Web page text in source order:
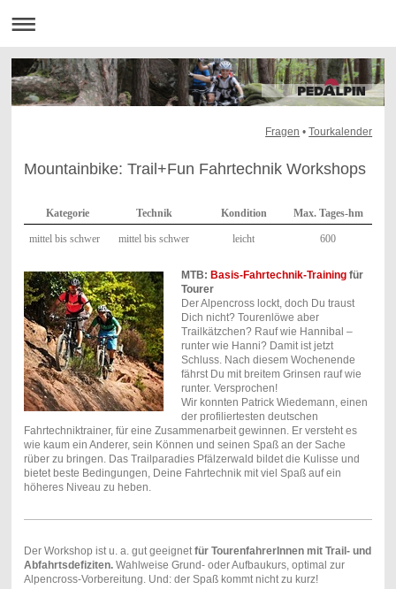
Fragen •Tourkalender
Mountainbike: Trail+Fun Fahrtechnik Workshops
Kategorie Technik Kondition Max. Tages-hm
mittel bis schwer mittel bis schwer leicht 600
MTB: Basis-Fahrtechnik-Training für
Tourer
Der Alpencross lockt, doch Du traust
Dich nicht? Tourenlöwe aber
Trailkätzchen? Rauf wie Hannibal –
runter wie Hanni? Damit ist jetzt
Schluss. Nach diesem Wochenende
fährst Du mit breitem Grinsen rauf wie
runter. Versprochen!
Wir konnten Patrick Wiedemann, einen
der profiliertesten deutschen
Fahrtechniktrainer, für eine Zusammenarbeit gewinnen. Er versteht es
wie kaum ein Anderer, sein Können und seinen Spaß an der Sache
rüber zu bringen. Das Trailparadies Pfälzerwald bildet die Kulisse und
bietet beste Bedingungen, Deine Fahrtechnik mit viel Spaß auf ein
höheres Niveau zu heben.
Der Workshop ist u. a. gut geeignetfür TourenfahrerInnen mit Trail- und
Abfahrtsdefiziten.Wahlweise Grund- oder Aufbaukurs, optimal zur
Alpencross-Vorbereitung. Und: der Spaß kommt nicht zu kurz!